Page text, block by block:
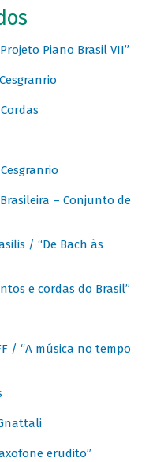
Piano Brasil VII”
– Conjunto de
/ “De Bach às
e cordas do Brasil”
/ “A música no tempo
erudito”